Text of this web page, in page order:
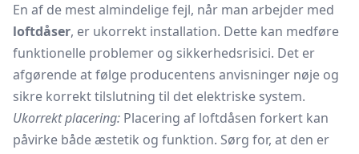
En af de mest almindelige fejl, når man arbejder med
loftdåser, er ukorrekt installation. Dette kan medføre
funktionelle problemer og sikkerhedsrisici. Det er
afgørende at følge producentens anvisninger nøje og
sikre korrekt tilslutning til det elektriske system.
Ukorrekt placering: Placering af loftdåsen forkert kan
påvirke både æstetik og funktion. Sørg for, at den er